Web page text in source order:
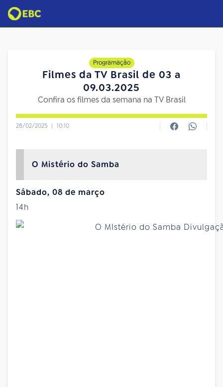
Programação
Filmes da TV Brasil de 03 a
09.03.2025
Confira os filmes da semana na TV Brasil
28/02/2025 | 10:10
O Mistério do Samba
Sábado, 08 de março
14h